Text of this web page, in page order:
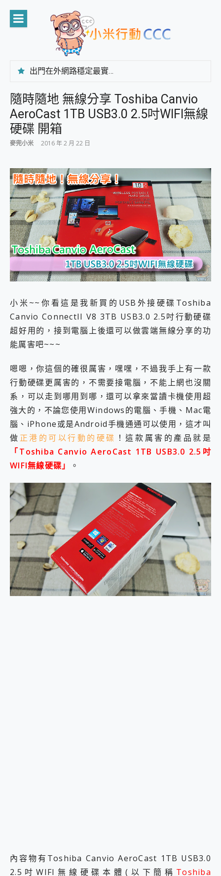
content
出門在外網路穩定最實在 「台灣大哥大」榮獲 4G/5G 在線率全球 NO.3 全台第一與全台六冠王實測心得，走到哪順到哪！
CP 值天花板~ Bongcom BS5 足球君開箱~ 短焦投影機 3千元就能擁有！ 折扣碼在這～
台灣製攝影機在這裡，100%全無線設計 SpotCam Solo Eco 太陽能防水雲端攝影機 SpotCam Solo 3 2.5K高畫質戶外攝影機 開箱 評測
超驚艷 讓人一眼就愛上 LENOVO 聯想 Yoga Book 9 14吋 AI輕薄筆電 開箱 評測
美到讓人超想擁有 moto pad 60 系列 與 Moto | Swarovski razr 60 冰藍限定版本 開箱 評測
好用的 EaseUS Partition Master 讓您輕鬆的移除與格式化有防寫保護的隨身碟或SD卡
小朋友才做選擇 投影機 RGB藍牙音響 氛圍情境燈 我通通都要！ Starfish 2 幻彩膠囊投影機｜結合「 智慧投影 & 煥彩流動 」的沈浸式生活新體驗
外型超吸晴~ 給您絕佳操控體驗 GravaStar Mercury K1 系列 異星機械鍵盤與 Mercury X 系列 輕量無線電競滑鼠 開箱 評測
開箱~變身「蜘蛛人」椅子軍師！MSI MPG 491CQP QD-OLED 超寬曲面電競螢幕，多工辦公、爽度滿滿的終極桌面體驗
iPhone 17 系列 有認證的防護來囉！ imos 首家導入 UL MCV 行銷宣告驗證的手機配件品牌
DJI Osmo Pocket 3 爽爽帶回家 歡慶 EaseUS 21 週年到來，「Slogan 海報徵稿活動」好康大放送
小巧好吸不擋鏡頭 有Qi2認證的 ONPRO MagReact MXs2 5000mAh薄型磁吸無線急速行動電源 開箱 評測
會走動的冷暖氣 SONY REON POCKET PRO 穿戴式智慧冷暖調溫裝置 開箱 評測
百倍變焦實測~ vivo X200 Pro 與 S25 Ultra 誰能滿足全場景拍攝需求？
COMPUTEX 2025 來囉！AGI亞奇雷 AI・Gaming・創作儲存方案登場，趕快來AGI亞奇雷挑戰任務抽 PS5！
自帶線的 有線無線都能充 ONPRO MagReact M5 10000mAh 5合1 磁吸無線急速行動電源 開箱 評測
iPhone、Apple Watch、AirPods耳機 三個設備充電一起搞定 ONPRO MagReact™ M3 3 in 1可攜摺疊無線充電器 開箱 評測
動靜皆宜「HUAWEI FreeArc」開放式耳掛耳機，無感配戴! 超穩超服貼，音質、通話也很優質
好玩好拍 vivo V50 ~ 口袋裡的 Zeiss 潮流攝影棚!
25種洗烘模式一機搞定! Roborock 衣莉莎白 H1 Neo分子篩洗脫烘 AI 滾筒洗衣機
給 MSI Claw 系列電競掌機 最完美的家 MSI Nest Docking Station 掌機專屬擴充底座 開箱 評測
B&O 精品級音響! Home+ 中嘉寬頻 SoundBox 劇院串流盒 開箱 評測
2億 APO蔡司長焦神機降臨~ vivo X200 Pro、vivo X200 就是這麼好拍
Locawhere AnyTo 寶可夢飛人 AnyTo 不出門也可以飛遍全世界
97.3% 恢復率，資料救援就是這麼簡單 EaseUS Data Recovery Wizard Free 18.0.0 業界最好的資料救援軟體
磁碟系統大風吹 有了 磁碟管理程式 EaseUS Partition Master 就是這麼簡單
全新 SONY Xperia 1 VI 開箱! 相機實測! 長焦覆蓋更遠更清晰、2日長續航、頂尖影音娛樂效能~
Xiaomi 14 Ultra 開箱 評測~ 有深度的 Leica 影像旗艦手機! 加碼小旗艦 Xiaomi 14 開箱 評測
vivo TWS 3e 真無線藍牙耳機智慧降噪升級、音質明亮溫潤，並支援雙設備連接~
MSI Claw 掌機專屬配件包 來囉 完美保護 MSI Claw A1M-026TW 電競掌機
人像旗艦 vivo V30 系列 開箱 評測! 首搭蔡司光學鏡頭、攝影棚級柔光環、拍攝功能最好玩的美拍神機 vivo V30 Pro
多個願望一次滿足 超強散熱 微星 MSI Claw A1M-026TW 電競掌機 開箱 評測
一吸完美對位 擁有超強吸力與超好用的隱磁支架 O-ONE MAG 最會吸的行動電源 開箱 評測
隨時隨地 無線分享 Toshiba Canvio
AeroCast 1TB USB3.0 2.5吋WIFI無線
硬碟 開箱
麥兜小米 2016 年 2 月 22 日
小米~~你看這是我新買的USB外接硬碟Toshiba
Canvio ConnectII V8 3TB USB3.0 2.5吋行動硬碟
超好用的，接到電腦上後還可以做雲端無線分享的功
能厲害吧~~~
嗯嗯，你這個的確很厲害，嘿嘿，不過我手上有一款
行動硬碟更厲害的，不需要接電腦，不能上網也沒關
系，可以走到哪用到哪，還可以拿來當讀卡機使用超
強大的，不論您使用Windows的電腦、手機、Mac電
腦、iPhone或是Android手機通通可以使用，這才叫
做 正港的可以行動的硬碟 ！這款厲害的產品就是
「Toshiba Canvio AeroCast 1TB USB3.0 2.5吋
WIFI無線硬碟」
。
內容物有Toshiba Canvio AeroCast 1TB USB3.0
2.5吋WIFI無線硬碟本體(以下簡稱 Toshiba